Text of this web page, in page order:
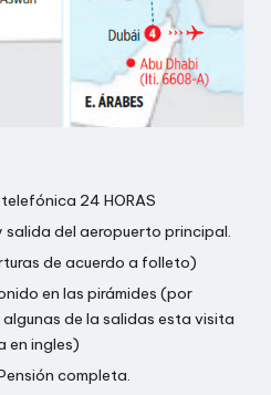
24 HORAS
salida del aeropuerto principal.
de acuerdo a folleto)
en las pirámides (por
de la salidas esta visita
en ingles)
completa.